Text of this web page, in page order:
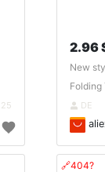
2.96
New
Folding
DE
🔗404?